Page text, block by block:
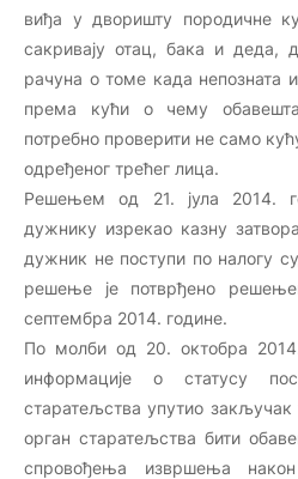
виђа у дворишту породичне
сакривају отац, бака и деда,
рачуна о томе када непозната
према кући о чему
потребно проверити не само
одређеног трећег лица.
Решењем од 21. јула 2014.
дужнику изрекао казну
дужник не поступи по налогу
решење је потврђено
септембра 2014. године.
По молби од 20. октобра
информације о статусу
старатељства упутио
орган старатељства бити
спровођења извршења